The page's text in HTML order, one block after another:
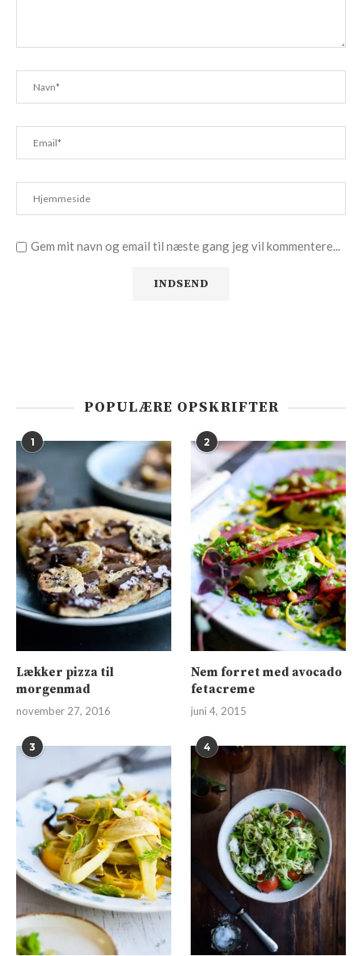
Gem mit navn og email til næste gang jeg vil kommentere...
POPULÆRE OPSKRIFTER
1
Lækker pizza til
morgenmad
november 27, 2016
2
Nem forret med avocado
fetacreme
juni 4, 2015
3 4